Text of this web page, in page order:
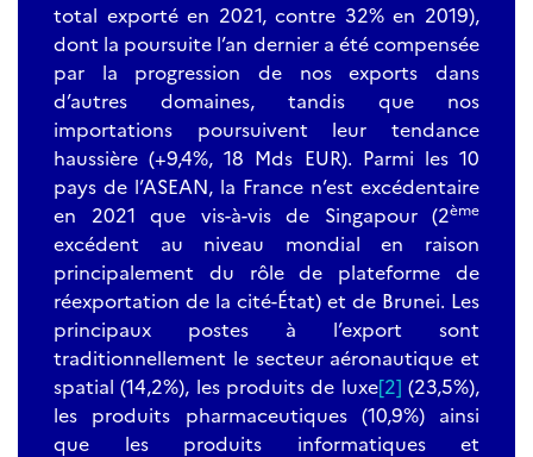
total exporté en 2021, contre 32% en 2019),
dont la poursuite l’an dernier a été compensée
par la progression de nos exports dans
d’autres domaines, tandis que nos
importations poursuivent leur tendance
haussière (+9,4%, 18 Mds EUR). Parmi les 10
pays de l’ASEAN, la France n’est excédentaire
en 2021 que vis-à-vis de Singapour (2ème
excédent au niveau mondial en raison
principalement du rôle de plateforme de
réexportation de la cité-État) et de Brunei. Les
principaux postes à l’export sont
traditionnellement le secteur aéronautique et
spatial (14,2%), les produits de luxe[2] (23,5%),
les produits pharmaceutiques (10,9%) ainsi
que les produits informatiques et